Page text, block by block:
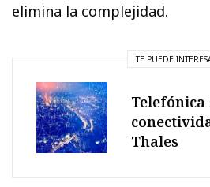
elimina la complejidad.
TE PUEDE
Thales